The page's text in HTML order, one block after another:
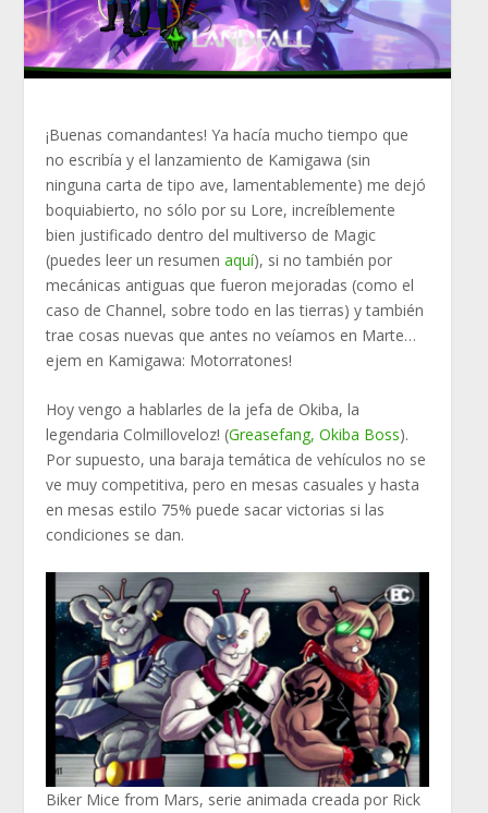
¡Buenas comandantes! Ya hacía mucho tiempo que
no escribía y el lanzamiento de Kamigawa (sin
ninguna carta de tipo ave, lamentablemente) me dejó
boquiabierto, no sólo por su Lore, increíblemente
bien justificado dentro del multiverso de Magic
(puedes leer un resumenaquí), si no también por
mecánicas antiguas que fueron mejoradas (como el
caso de Channel, sobre todo en las tierras) y también
trae cosas nuevas que antes no veíamos en Marte…
ejem en Kamigawa: Motorratones!
Hoy vengo a hablarles de la jefa de Okiba, la
legendaria Colmilloveloz! (Greasefang, Okiba Boss).
Por supuesto, una baraja temática de vehículos no se
ve muy competitiva, pero en mesas casuales y hasta
en mesas estilo 75% puede sacar victorias si las
condiciones se dan.
Biker Mice from Mars, serie animada creada por Rick